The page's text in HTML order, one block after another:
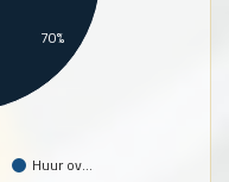
Huur ov…
70%